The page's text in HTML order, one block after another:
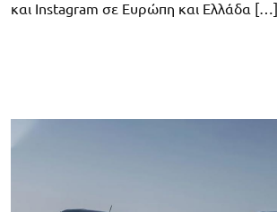
και Instagram σε Ευρώπη και Ελλάδα […]